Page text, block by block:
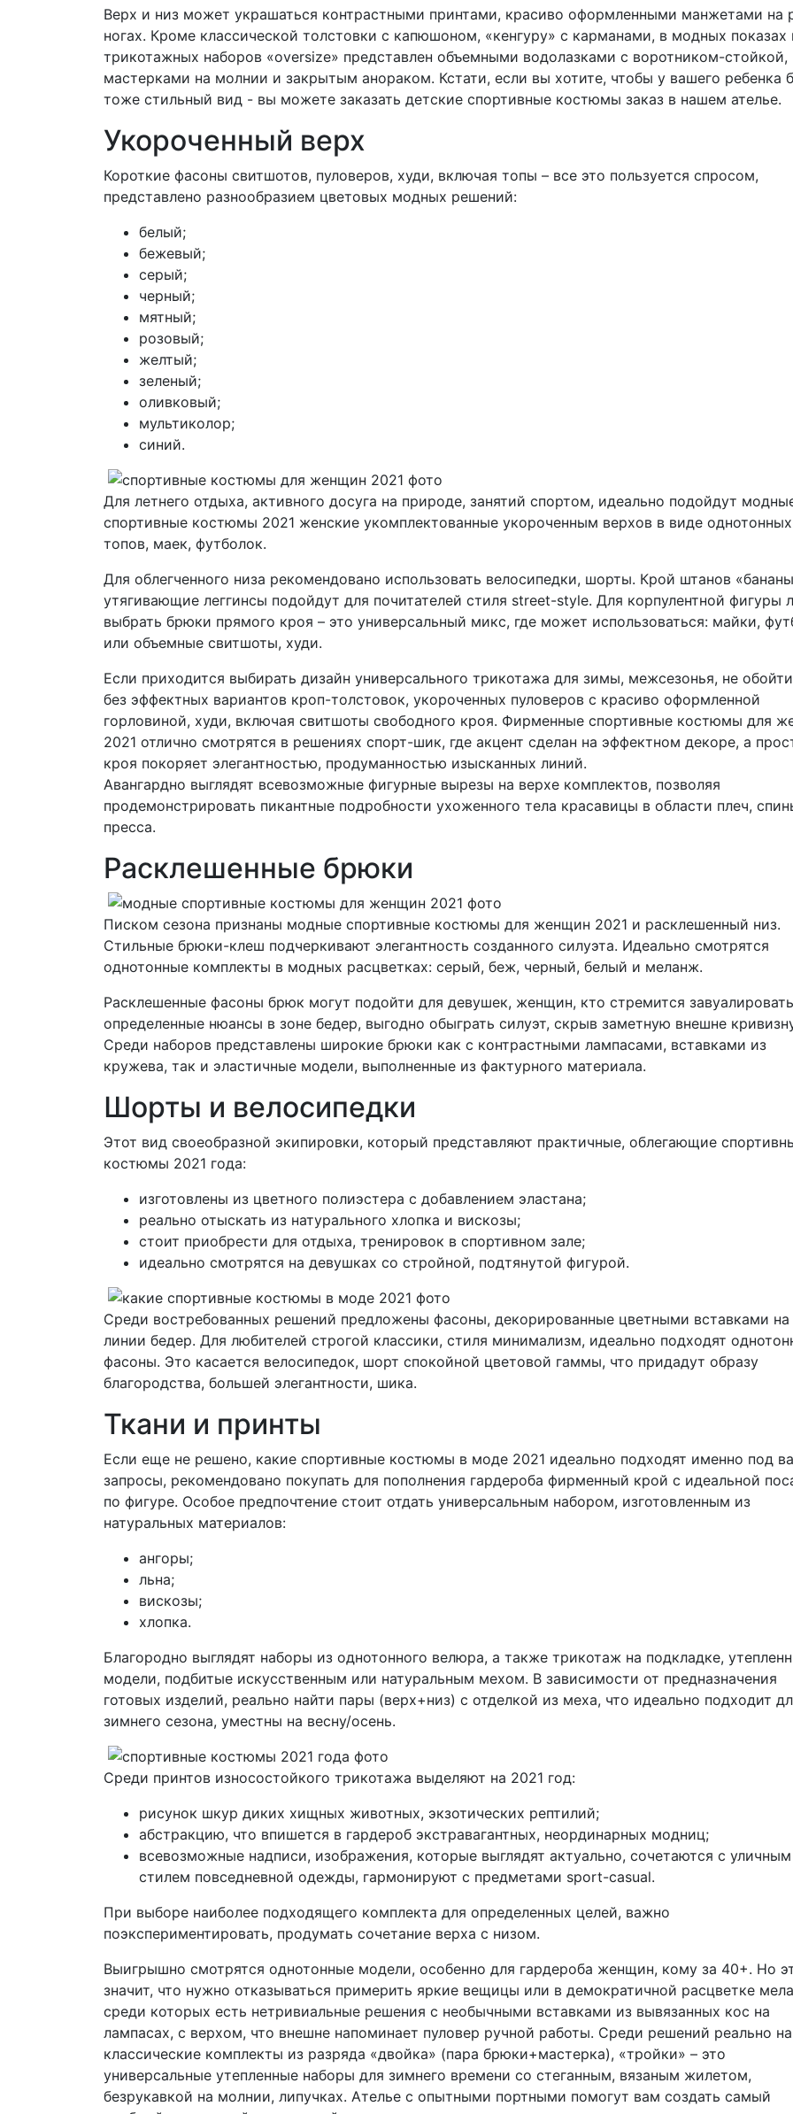
Верх и низ может украшаться контрастными принтами, красиво оформленными манжетами на
ногах. Кроме классической толстовки с капюшоном, «кенгуру» с карманами, в модных показах
трикотажных наборов «oversize» представлен объемными водолазками с воротником-стойкой,
мастерками на молнии и закрытым анораком. Кстати, если вы хотите, чтобы у вашего ребенка
тоже стильный вид - вы можете заказать детские спортивные костюмы заказ в нашем ателье.
Укороченный верх
Короткие фасоны свитшотов, пуловеров, худи, включая топы – все это пользуется спросом,
представлено разнообразием цветовых модных решений:
белый;
бежевый;
серый;
черный;
мятный;
розовый;
желтый;
зеленый;
оливковый;
мультиколор;
синий.
Для летнего отдыха, активного досуга на природе, занятий спортом, идеально подойдут
спортивные костюмы 2021 женские укомплектованные укороченным верхов в виде
топов, маек, футболок.
Для облегченного низа рекомендовано использовать велосипедки, шорты. Крой штанов
утягивающие леггинсы подойдут для почитателей стиля street-style. Для корпулентной фигуры
выбрать брюки прямого кроя – это универсальный микс, где может использоваться: майки,
или объемные свитшоты, худи.
Если приходится выбирать дизайн универсального трикотажа для зимы, межсезонья, не
без эффектных вариантов кроп-толстовок, укороченных пуловеров с красиво оформленной
горловиной, худи, включая свитшоты свободного кроя. Фирменные спортивные костюмы для
2021 отлично смотрятся в решениях спорт-шик, где акцент сделан на эффектном декоре, а
кроя покоряет элегантностью, продуманностью изысканных линий.
Авангардно выглядят всевозможные фигурные вырезы на верхе комплектов, позволяя
продемонстрировать пикантные подробности ухоженного тела красавицы в области плеч,
пресса.
Расклешенные брюки
Писком сезона признаны модные спортивные костюмы для женщин 2021 и расклешенный низ.
Стильные брюки-клеш подчеркивают элегантность созданного силуэта. Идеально смотрятся
однотонные комплекты в модных расцветках: серый, беж, черный, белый и меланж.
Расклешенные фасоны брюк могут подойти для девушек, женщин, кто стремится завуалировать
определенные нюансы в зоне бедер, выгодно обыграть силуэт, скрыв заметную внешне
Среди наборов представлены широкие брюки как с контрастными лампасами, вставками из
кружева, так и эластичные модели, выполненные из фактурного материала.
Шорты и велосипедки
Этот вид своеобразной экипировки, который представляют практичные, облегающие
костюмы 2021 года:
изготовлены из цветного полиэстера с добавлением эластана;
реально отыскать из натурального хлопка и вискозы;
стоит приобрести для отдыха, тренировок в спортивном зале;
идеально смотрятся на девушках со стройной, подтянутой фигурой.
Среди востребованных решений предложены фасоны, декорированные цветными вставками на
линии бедер. Для любителей строгой классики, стиля минимализм, идеально подходят
фасоны. Это касается велосипедок, шорт спокойной цветовой гаммы, что придадут образу
благородства, большей элегантности, шика.
Ткани и принты
Если еще не решено, какие спортивные костюмы в моде 2021 идеально подходят именно под
запросы, рекомендовано покупать для пополнения гардероба фирменный крой с идеальной
по фигуре. Особое предпочтение стоит отдать универсальным набором, изготовленным из
натуральных материалов:
ангоры;
льна;
вискозы;
хлопка.
Благородно выглядят наборы из однотонного велюра, а также трикотаж на подкладке,
модели, подбитые искусственным или натуральным мехом. В зависимости от предназначения
готовых изделий, реально найти пары (верх+низ) с отделкой из меха, что идеально подходит
зимнего сезона, уместны на весну/осень.
Среди принтов износостойкого трикотажа выделяют на 2021 год:
рисунок шкур диких хищных животных, экзотических рептилий;
абстракцию, что впишется в гардероб экстравагантных, неординарных модниц;
всевозможные надписи, изображения, которые выглядят актуально, сочетаются с уличным
стилем повседневной одежды, гармонируют с предметами sport-casual.
При выборе наиболее подходящего комплекта для определенных целей, важно
поэкспериментировать, продумать сочетание верха с низом.
Выигрышно смотрятся однотонные модели, особенно для гардероба женщин, кому за 40+. Но
значит, что нужно отказываться примерить яркие вещицы или в демократичной расцветке
среди которых есть нетривиальные решения с необычными вставками из вывязанных кос на
лампасах, с верхом, что внешне напоминает пуловер ручной работы. Среди решений реально
классические комплекты из разряда «двойка» (пара брюки+мастерка), «тройки» – это
универсальные утепленные наборы для зимнего времени со стеганным, вязаным жилетом,
безрукавкой на молнии, липучках. Ателье с опытными портными помогут вам создать самый